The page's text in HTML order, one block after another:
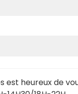
est heureux de